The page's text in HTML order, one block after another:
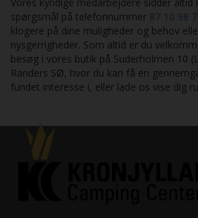
spørgsmål på telefonnummer 87 10 98
klogere på dine muligheder og behov
nysgerrigheder. Som altid er du
besøg i vores butik på Suderholmen 10
Randers SØ, hvor du kan få en
fundet interesse i, eller lade os vise dig